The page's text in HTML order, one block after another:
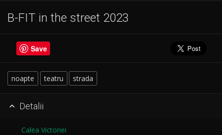
B-FIT in the street 2023
Save
noapte teatru strada
 Detalii
Calea Victoriei